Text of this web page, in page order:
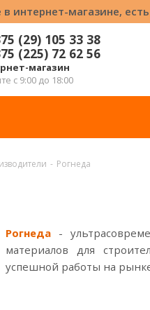
в интернет-магазине,
(29) 105 33 38
(225) 72 62 56
магазин
с 9:00 до 18:00
- Рогнеда
Рогнеда -
материалов для
успешной работы на